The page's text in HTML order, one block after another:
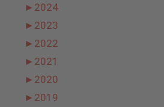
► 2024
► 2023
► 2022
► 2021
► 2020
► 2019